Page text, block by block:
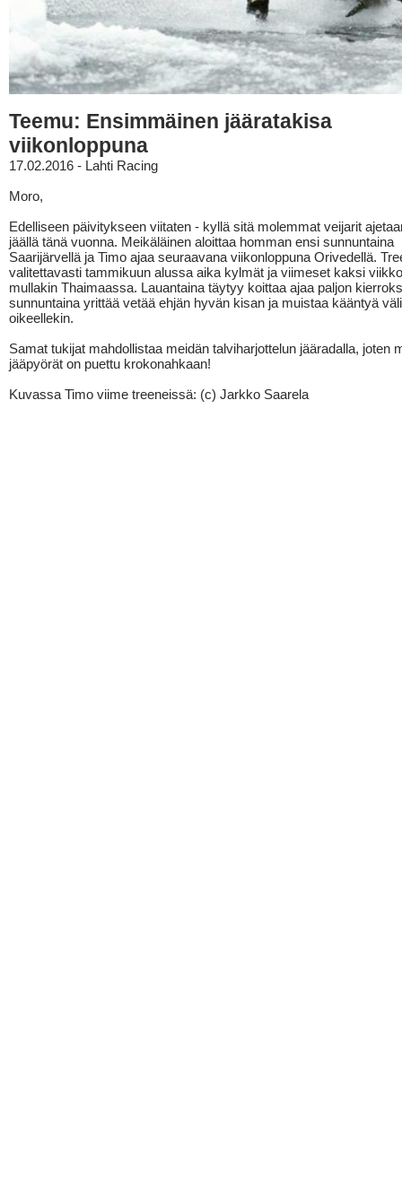
Teemu: Ensimmäinen jääratakisa
viikonloppuna
17.02.2016 - Lahti Racing
Moro,
Edelliseen päivitykseen viitaten - kyllä sitä molemmat veijarit
jäällä tänä vuonna. Meikäläinen aloittaa homman ensi sunnuntaina
Saarijärvellä ja Timo ajaa seuraavana viikonloppuna Orivedellä.
valitettavasti tammikuun alussa aika kylmät ja viimeset kaksi
mullakin Thaimaassa. Lauantaina täytyy koittaa ajaa paljon
sunnuntaina yrittää vetää ehjän hyvän kisan ja muistaa kääntyä
oikeellekin.
Samat tukijat mahdollistaa meidän talviharjottelun jääradalla, joten
jääpyörät on puettu krokonahkaan!
Kuvassa Timo viime treeneissä: (c) Jarkko Saarela